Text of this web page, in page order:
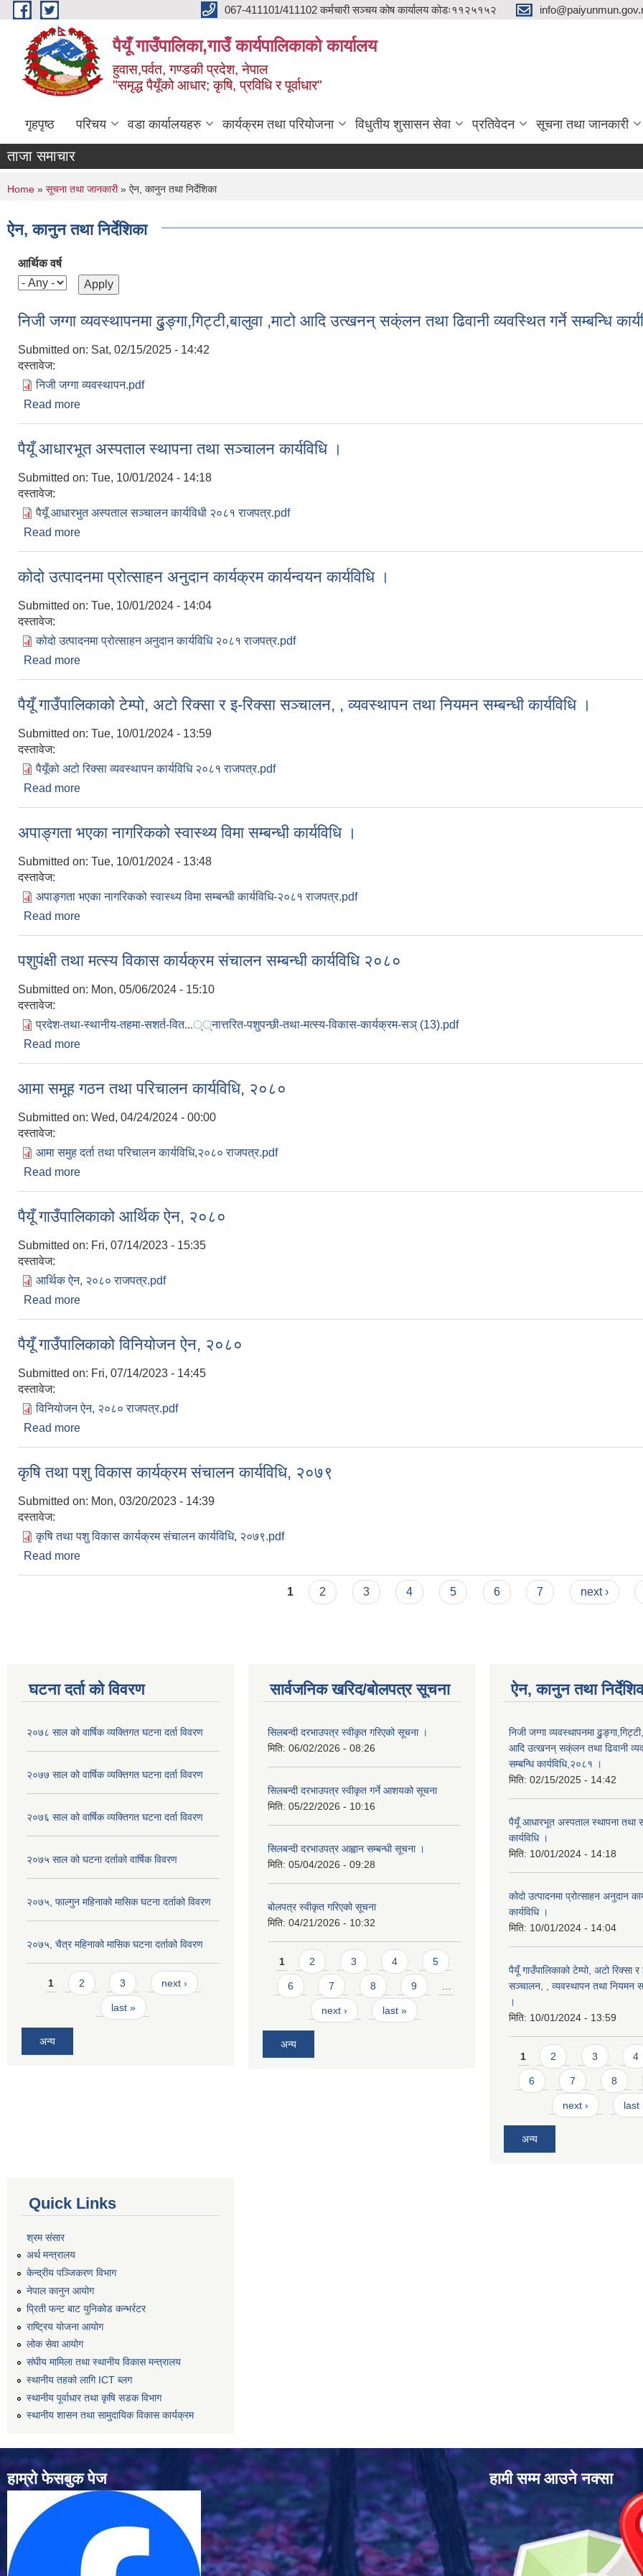
Skip to main content 067-411101/411102 कर्मचारी सञ्चय कोष कार्यालय कोडः११२५१५२
पैयूँ गाउँपालिका,गाउँ कार्यपालिकाको कार्यालय
हुवास,पर्वत, गण्डकी प्रदेश, नेपाल
"समृद्ध पैयूँको आधार; कृषि, प्रविधि र पूर्वाधार"
गृहपृष्ठ परिचय वडा कार्यालयहरु कार्यक्रम तथा परियोजना विधुतीय शुसासन सेवा प्रतिवेदन सूचना तथा जानकारी
ताजा समाचार
You are here
Home » सूचना तथा जानकारी» ऐन, कानुन तथा निर्देशिका
ऐन, कानुन तथा निर्देशिका
आर्थिक वर्ष
निजी जग्गा व्यवस्थापनमा ढुुङ्गा,गिट्टी,बालुवा ,माटो आदि उत्खनन् सक्ंलन तथा ढिवानी व्यवस्थित गर्ने सम्बन्धि
Submitted on: Sat, 02/15/2025 - 14:42
दस्तावेज:
निजी जग्गा व्यवस्थापन.pdf
Read more
पैयूँ आधारभूत अस्पताल स्थापना तथा सञ्चालन कार्यविधि ।
Submitted on: Tue, 10/01/2024 - 14:18
दस्तावेज:
पैयूँ आधारभुत अस्पताल सञ्चालन कार्यविधी २०८१ राजपत्र.pdf
Read more
कोदो उत्पादनमा प्रोत्साहन अनुदान कार्यक्रम कार्यन्वयन कार्यविधि ।
Submitted on: Tue, 10/01/2024 - 14:04
दस्तावेज:
कोदो उत्पादनमा प्रोत्साहन अनुदान कार्यविधि २०८१ राजपत्र.pdf
Read more
पैयूँ गाउँपालिकाको टेम्पो, अटो रिक्सा र इ-रिक्सा सञ्चालन, , व्यवस्थापन तथा नियमन सम्बन्धी कार्यविधि ।
Submitted on: Tue, 10/01/2024 - 13:59
दस्तावेज:
पैयूँको अटो रिक्सा व्यवस्थापन कार्यविधि २०८१ राजपत्र.pdf
Read more
अपाङ्गता भएका नागरिकको स्वास्थ्य विमा सम्बन्धी कार्यविधि ।
Submitted on: Tue, 10/01/2024 - 13:48
दस्तावेज:
अपाङ्गता भएका नागरिकको स्वास्थ्य विमा सम्बन्धी कार्यविधि-२०८१ राजपत्र.pdf
Read more
पशुपंक्षी तथा मत्स्य विकास कार्यक्रम संचालन सम्बन्धी कार्यविधि २०८०
Submitted on: Mon, 05/06/2024 - 15:10
दस्तावेज:
प्रदेश-तथा-स्थानीय-तहमा-सशर्त-वित...््नात्तरित-पशुपन्छी-तथा-मत्स्य-विकास-कार्यक्रम-सञ् (13).pdf
Read more
आमा समूह गठन तथा परिचालन कार्यविधि, २०८०
Submitted on: Wed, 04/24/2024 - 00:00
दस्तावेज:
आमा समुह दर्ता तथा परिचालन कार्यविधि,२०८० राजपत्र.pdf
Read more
पैयूँ गाउँपालिकाको आर्थिक ऐन, २०८०
Submitted on: Fri, 07/14/2023 - 15:35
दस्तावेज:
आर्थिक ऐन, २०८० राजपत्र.pdf
Read more
पैयूँ गाउँपालिकाको विनियोजन ऐन, २०८०
Submitted on: Fri, 07/14/2023 - 14:45
दस्तावेज:
विनियोजन ऐन, २०८० राजपत्र.pdf
Read more
कृषि तथा पशु विकास कार्यक्रम संचालन कार्यविधि, २०७९
Submitted on: Mon, 03/20/2023 - 14:39
दस्तावेज:
कृषि तथा पशु विकास कार्यक्रम संचालन कार्यविधि, २०७९.pdf
Read more
1 2 3 4 5 6 7 next ›
घटना दर्ता को विवरण
२०७८ साल को वार्षिक व्यक्तिगत घटना दर्ता विवरण
२०७७ साल को वार्षिक व्यक्तिगत घटना दर्ता विवरण
२०७६ साल को वार्षिक व्यक्तिगत घटना दर्ता विवरण
२०७५ साल को घटना दर्ताको वार्षिक विवरण
२०७५, फाल्गुन महिनाको मासिक घटना दर्ताको विवरण
२०७५, चैत्र महिनाको मासिक घटना दर्ताको विवरण
Pages
1 2 3 next ›
last »
अन्य
सार्वजनिक खरिद/बोलपत्र सूचना
सिलबन्दी दरभाउपत्र स्वीकृत गरिएको सूचना ।
मिति: 06/02/2026 - 08:26
सिलबन्दी दरभाउपत्र स्वीकृत गर्ने आशयको सूचना
मिति: 05/22/2026 - 10:16
सिलबन्दी दरभाउपत्र आह्वान सम्बन्धी सूचना ।
मिति: 05/04/2026 - 09:28
बोलपत्र स्वीकृत गरिएको सूचना
मिति: 04/21/2026 - 10:32
Pages
1 2 3 4 5
6 7 8 9 …
next › last »
अन्य
ऐन, कानुन तथा
निजी जग्गा व्यवस्थापनमा
आदि उत्खनन् सक्ंलन तथा ढिवानी
सम्बन्धि कार्यविधि,२०८१ ।
मिति: 02/15/2025 - 14:42
पैयूँ आधारभूत अस्पताल स्थापना तथा
कार्यविधि ।
मिति: 10/01/2024 - 14:18
कोदो उत्पादनमा प्रोत्साहन अनुदान
कार्यविधि ।
मिति: 10/01/2024 - 14:04
पैयूँ गाउँपालिकाको टेम्पो, अटो रिक्सा र
सञ्चालन, , व्यवस्थापन तथा नियमन
।
मिति: 10/01/2024 - 13:59
Pages
1 2 3 4
6 7 8
next › last
अन्य
Quick Links
श्रम संसार
अर्थ मन्त्रालय
केन्द्रीय पञ्जिकरण विभाग
नेपाल कानुन आयोग
प्रिती फन्ट बाट युनिकोड कन्भर्रटर
राष्ट्रिय योजना आयोग
लोक सेवा आयोग
संघीय मामिला तथा स्थानीय विकास मन्त्रालय
स्थानीय तहको लागि ICT ब्लग
स्थानीय पूर्वाधार तथा कृषि सडक विभाग
स्थानीय शासन तथा सामुदायिक विकास कार्यक्रम
हाम्रो फेसबुक पेज हामी सम्म आउने नक्सा